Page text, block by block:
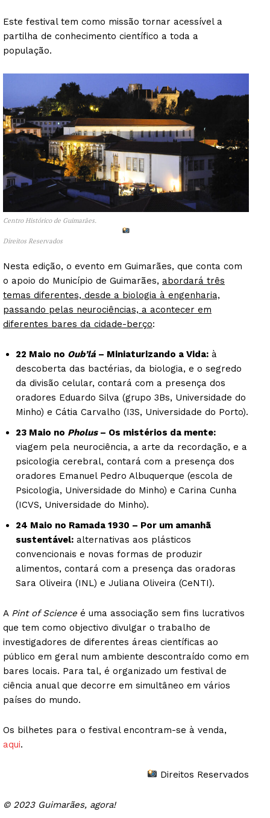
Este festival tem como missão tornar acessível a
partilha de conhecimento científico a toda a
população.
Centro Histórico de Guimarães.
Direitos Reservados
Nesta edição, o evento em Guimarães, que conta com
o apoio do Município de Guimarães, abordará três
temas diferentes, desde a biologia à engenharia,
passando pelas neurociências, a acontecer em
diferentes bares da cidade-berço:
22 Maio no Oub’lá – Miniaturizando a Vida: à
descoberta das bactérias, da biologia, e o segredo
da divisão celular, contará com a presença dos
oradores Eduardo Silva (grupo 3Bs, Universidade do
Minho) e Cátia Carvalho (I3S, Universidade do Porto).
23 Maio no Pholus– Os mistérios da mente:
viagem pela neurociência, a arte da recordação, e a
psicologia cerebral, contará com a presença dos
oradores Emanuel Pedro Albuquerque (escola de
Psicologia, Universidade do Minho) e Carina Cunha
(ICVS, Universidade do Minho).
24 Maio no Ramada 1930 – Por um amanhã
sustentável: alternativas aos plásticos
convencionais e novas formas de produzir
alimentos, contará com a presença das oradoras
Sara Oliveira (INL) e Juliana Oliveira (CeNTI).
A Pint of Science é uma associação sem fins lucrativos
que tem como objectivo divulgar o trabalho de
investigadores de diferentes áreas científicas ao
público em geral num ambiente descontraído como em
bares locais. Para tal, é organizado um festival de
ciência anual que decorre em simultâneo em vários
países do mundo.
Os bilhetes para o festival encontram-se à venda,
aqui.
Direitos Reservados
© 2023 Guimarães, agora!